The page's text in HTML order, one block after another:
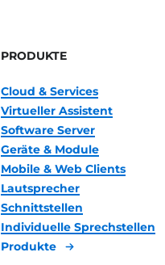
PRODUKTE
Cloud & Services
Virtueller Assistent
Software Server
Geräte & Module
Mobile & Web Clients
Lautsprecher
Schnittstellen
Individuelle Sprechstellen
Produkte